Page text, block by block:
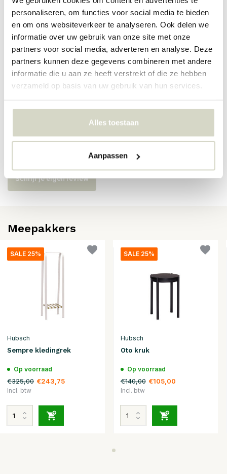
personaliseren, om functies voor social media te bieden
en om ons websiteverkeer te analyseren. Ook delen we
informatie over uw gebruik van onze site met onze
partners voor social media, adverteren en analyse. Deze
partners kunnen deze gegevens combineren met andere
informatie die u aan ze heeft verstrekt of die ze hebben
verzameld op basis van uw gebruik van hun services.
Alles toestaan
Aanpassen
PRODUCTSPECIFICATIES
Artikelnummer 881931
SKU 881931
EAN 5712772136102
Er zijn nog geen reviews geschreven over dit product..
Schrijf je eigen review
Meepakkers
SALE 25%
Hubsch
Sempre kledingrek
Op voorraad
€325,00 €243,75
Incl. btw
SALE 25%
Hubsch
Oto kruk
Op voorraad
€140,00 €105,00
Incl. btw